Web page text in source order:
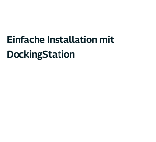
Einfache Installation mit
DockingStation